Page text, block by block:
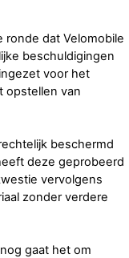
dat Velomobile
beschuldigingen
voor het
opstellen van
beschermd
deze geprobeerd
vervolgens
zonder verdere
gaat het om